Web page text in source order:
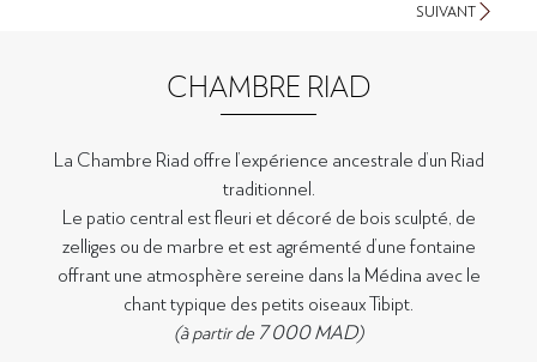
CHAMBRE RIAD
La Chambre Riad offre l’expérience ancestrale d’un Riad
traditionnel.
Le patio central est fleuri et décoré de bois sculpté, de
zelliges ou de marbre et est agrémenté d’une fontaine
offrant une atmosphère sereine dans la Médina avec le
chant typique des petits oiseaux Tibipt.
(à partir de 7 000 MAD)
SUIVANT